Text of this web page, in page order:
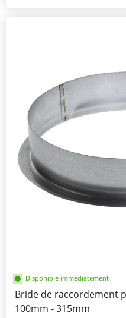
Disponible immédiatement
Bride de raccordement
100mm - 315mm